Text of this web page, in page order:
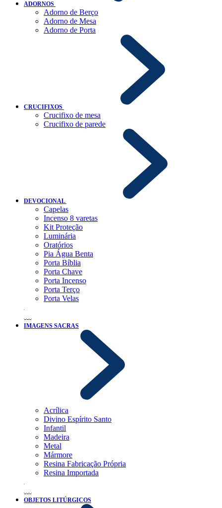
ADORNOS
Adorno de Berço
Adorno de Mesa
Adorno de Porta
CRUCIFIXOS
Crucifixo de mesa
Crucifixo de parede
DEVOCIONAL
Capelas
Incenso 8 varetas
Kit Proteção
Luminária
Oratórios
Pia Água Benta
Porta Bíblia
Porta Chave
Porta Incenso
Porta Terço
Porta Velas
IMAGENS SACRAS
Acrílica
Divino Espírito Santo
Infantil
Madeira
Metal
Mármore
Resina Fabricação Própria
Resina Importada
OBJETOS LITÚRGICOS